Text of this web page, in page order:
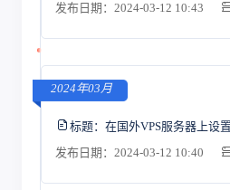
发布日期：2024-03-12 10:43
2024年03月
标题： 在国外VPS服务器上设
发布日期：2024-03-12 10:40